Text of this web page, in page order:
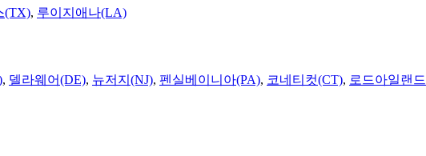
(TX), 루이지애나(LA)
, 델라웨어(DE), 뉴저지(NJ), 펜실베이니아(PA), 코네티컷(CT), 로드아일랜